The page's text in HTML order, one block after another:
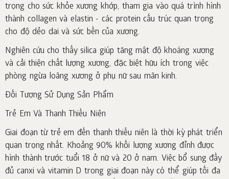
trọng cho sức khỏe xương khớp, tham gia vào quá trình hình
thành collagen và elastin - các protein cấu trúc quan trọng
cho độ dẻo dai và sức bền của xương.
Nghiên cứu cho thấy silica giúp tăng mật độ khoáng xương
và cải thiện chất lượng xương, đặc biệt hữu ích trong việc
phòng ngừa loãng xương ở phụ nữ sau mãn kinh.
Đối Tượng Sử Dụng Sản Phẩm
Trẻ Em Và Thanh Thiếu Niên
Giai đoạn từ trẻ em đến thanh thiếu niên là thời kỳ phát triển
quan trọng nhất. Khoảng 90% khối lượng xương đỉnh được
hình thành trước tuổi 18 ở nữ và 20 ở nam. Việc bổ sung đầy
đủ canxi và vitamin D trong giai đoạn này có thể giúp tối đa